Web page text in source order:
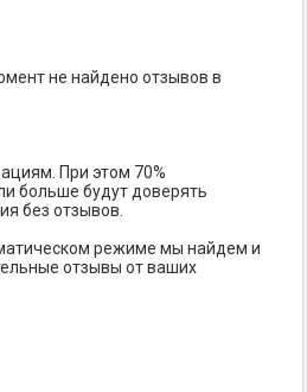
не найдено отзывов в
При этом 70%
больше будут доверять
без отзывов.
режиме мы найдем и
отзывы от ваших